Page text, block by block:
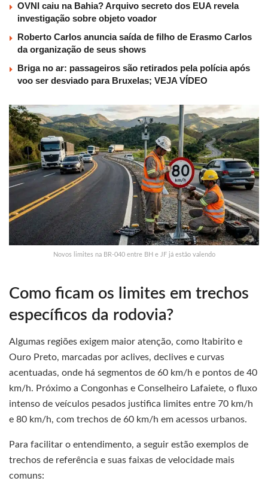
OVNI caiu na Bahia? Arquivo secreto dos EUA revela
investigação sobre objeto voador
Roberto Carlos anuncia saída de filho de Erasmo Carlos
da organização de seus shows
Briga no ar: passageiros são retirados pela polícia após
voo ser desviado para Bruxelas; VEJA VÍDEO
Novos limites na BR-040 entre BH e JF já estão valendo
Como ficam os limites em trechos
específicos da rodovia?
Algumas regiões exigem maior atenção, como Itabirito e
Ouro Preto, marcadas por aclives, declives e curvas
acentuadas, onde há segmentos de 60 km/h e pontos de 40
km/h. Próximo a Congonhas e Conselheiro Lafaiete, o fluxo
intenso de veículos pesados justifica limites entre 70 km/h
e 80 km/h, com trechos de 60 km/h em acessos urbanos.
Para facilitar o entendimento, a seguir estão exemplos de
trechos de referência e suas faixas de velocidade mais
comuns: